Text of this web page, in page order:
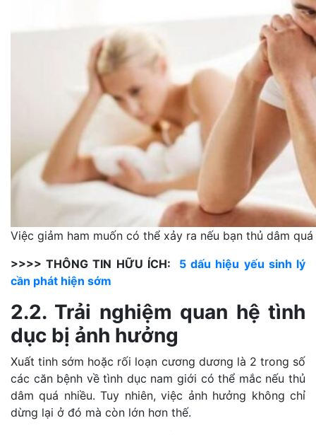
Việc giảm ham muốn có thể xảy ra nếu bạn thủ dâm quá
>>>> THÔNG TIN HỮU ÍCH: 5 dấu hiệu yếu sinh lý
cần phát hiện sớm
2.2. Trải nghiệm quan hệ tình
dục bị ảnh hưởng
Xuất tinh sớm hoặc rối loạn cương dương là 2 trong số
các căn bệnh về tình dục nam giới có thể mắc nếu thủ
dâm quá nhiều. Tuy nhiên, việc ảnh hưởng không chỉ
dừng lại ở đó mà còn lớn hơn thế.